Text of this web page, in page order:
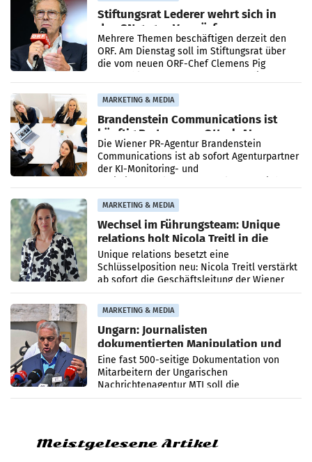
Stiftungsrat Lederer wehrt sich in
den SN gegen Vorwürfe
Mehrere Themen beschäftigen derzeit den
ORF. Am Dienstag soll im Stiftungsrat über
die vom neuen ORF-Chef Clemens Pig
MARKETING & MEDIA
Brandenstein Communications ist
künftig Partner von OtterlyAI
Die Wiener PR-Agentur Brandenstein
Communications ist ab sofort Agenturpartner
der KI-Monitoring- und
MARKETING & MEDIA
Wechsel im Führungsteam: Unique
relations holt Nicola Treitl in die
Geschäftsleitung
Unique relations besetzt eine
Schlüsselposition neu: Nicola Treitl verstärkt
ab sofort die Geschäftsleitung der Wiener
PR-Agentur an der Seite von Josef Kalina und
Anna Kalina-Mahr.
MARKETING & MEDIA
Ungarn: Journalisten
dokumentierten Manipulation und
Zensur
Eine fast 500-seitige Dokumentation von
Mitarbeitern der Ungarischen
Nachrichtenagentur MTI soll die
systematische Nachrichten-Manipulation und
Meistgelesene Artikel